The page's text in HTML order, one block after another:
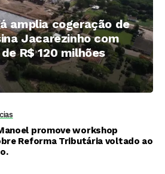
amplia cogeração de
Jacarezinho com
R$ 120 milhões
promove workshop
Reforma Tributária voltado ao